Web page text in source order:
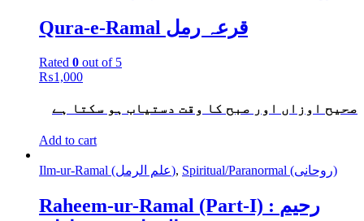
Qura-e-Ramal قرعہ رمل
Rated 0 out of 5
₨1,000
صحیح اوزاں اور صبح کا وقت دستیاب ہو سکتا ہے
Add to cart
Ilm-ur-Ramal (علم الرمل), Spiritual/Paranormal (روحانی)
Raheem-ur-Ramal (Part-I) : رحیم